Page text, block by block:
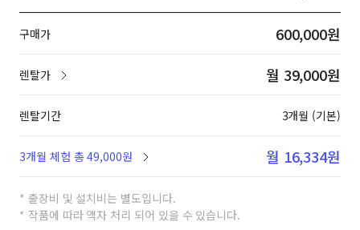
구매가 600,000원
렌탈가 월 39,000원
렌탈기간 3개월 (기본)
3개월 체험 총 49,000원 월 16,334원
* 출장비 및 설치비는 별도입니다.
* 작품에 따라 액자 처리 되어 있을 수 있습니다.